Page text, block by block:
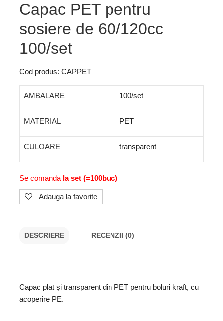
Capac PET pentru
sosiere de 60/120cc
100/set
Cod produs: CAPPET
AMBALARE 100/set
MATERIAL PET
CULOARE transparent
Se comanda la set (=100buc)
Adauga la favorite
DESCRIERE RECENZII (0)
Capac plat și transparent din PET pentru boluri kraft, cu
acoperire PE.